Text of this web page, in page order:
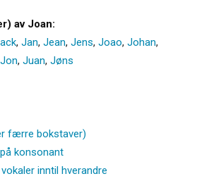
av Joan:
, Jan, Jean, Jens, Joao, Johan,
Jon, Juan, Jøns
færre bokstaver)
konsonant
inntil hverandre